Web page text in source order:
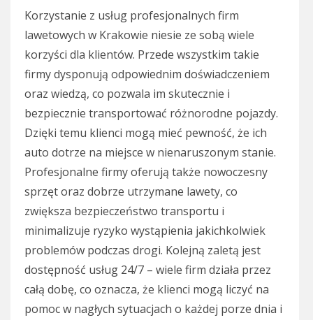
Korzystanie z usług profesjonalnych firm
lawetowych w Krakowie niesie ze sobą wiele
korzyści dla klientów. Przede wszystkim takie
firmy dysponują odpowiednim doświadczeniem
oraz wiedzą, co pozwala im skutecznie i
bezpiecznie transportować różnorodne pojazdy.
Dzięki temu klienci mogą mieć pewność, że ich
auto dotrze na miejsce w nienaruszonym stanie.
Profesjonalne firmy oferują także nowoczesny
sprzęt oraz dobrze utrzymane lawety, co
zwiększa bezpieczeństwo transportu i
minimalizuje ryzyko wystąpienia jakichkolwiek
problemów podczas drogi. Kolejną zaletą jest
dostępność usług 24/7 – wiele firm działa przez
całą dobę, co oznacza, że klienci mogą liczyć na
pomoc w nagłych sytuacjach o każdej porze dnia i